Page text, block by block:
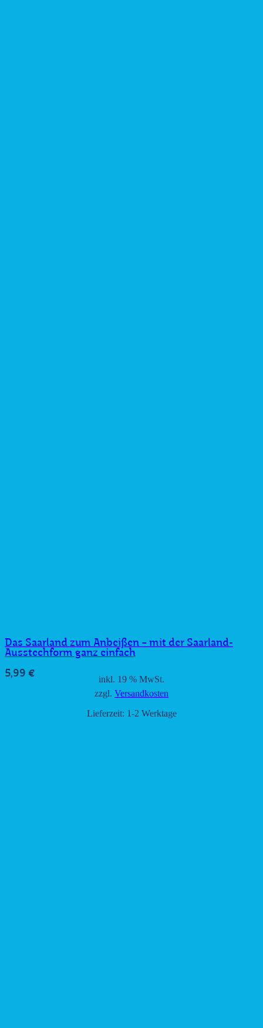
Das Saarland zum Anbeißen − mit der Saarland-
Ausstechform ganz einfach
5,99 €
inkl. 19 % MwSt.
zzgl. Versandkosten
Lieferzeit: 1-2 Werktage